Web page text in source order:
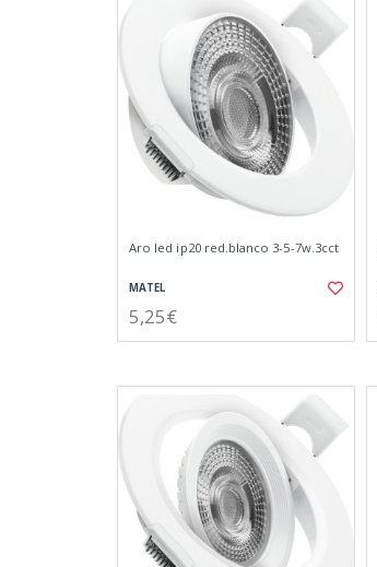
Aro led ip20 red.blanco 3-5-7w.3cct
MATEL
5,25€